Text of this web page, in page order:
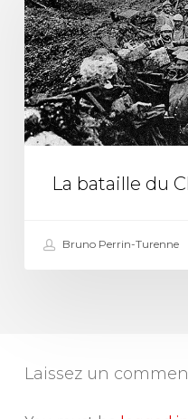
du
Chemin
des
Dames
La bataille du
Bruno Perrin-Turenne
Laissez un